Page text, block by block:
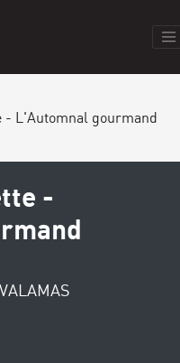
- L'Automnal gourmand
-